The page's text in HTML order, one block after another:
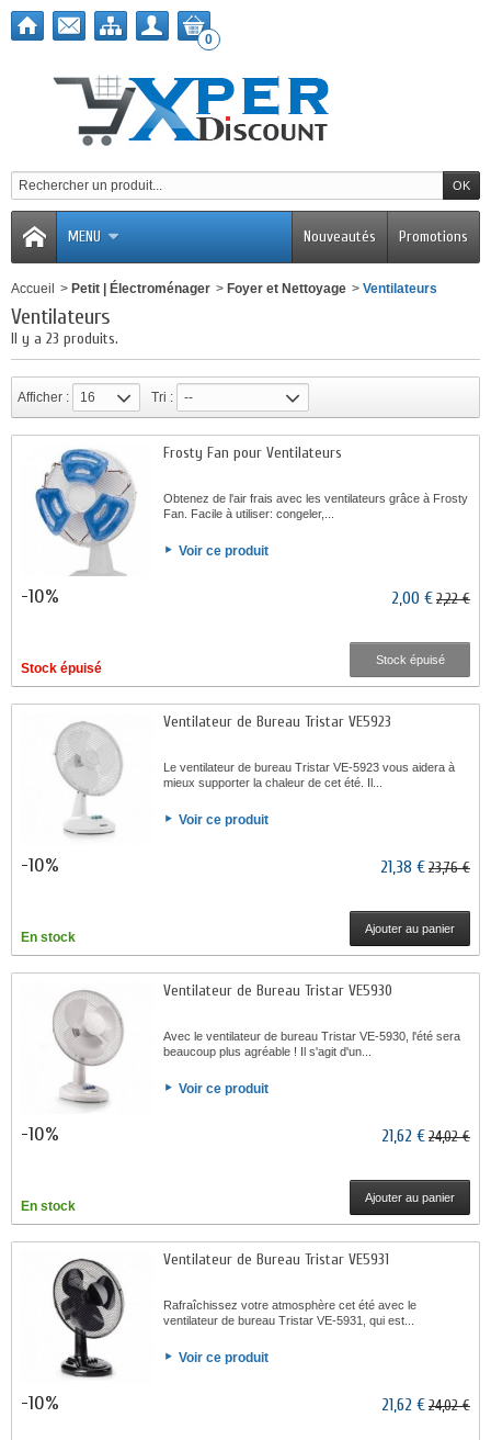
0
MENU Promotions
Nouveautés
Accueil > Petit | Électroménager > Foyer et Nettoyage > Ventilateurs
Ventilateurs
Il y a 23 produits.
Afficher : 16 Tri : --
Frosty Fan pour Ventilateurs
Obtenez de l'air frais avec les ventilateurs grâce à Frosty
Fan. Facile à utiliser: congeler,...
Voir ce produit
-10% 2,00 €2,22 €
Stock épuisé
Stock épuisé
Ventilateur de Bureau Tristar VE5923
Le ventilateur de bureau Tristar VE-5923 vous aidera à
mieux supporter la chaleur de cet été. Il...
Voir ce produit
-10% 21,38 €23,76 €
En stock
Ajouter au panier
Ventilateur de Bureau Tristar VE5930
Avec le ventilateur de bureau Tristar VE-5930, l'été sera
beaucoup plus agréable ! Il s'agit d'un...
Voir ce produit
-10% 21,62 €24,02 €
En stock
Ajouter au panier
Ventilateur de Bureau Tristar VE5931
Rafraîchissez votre atmosphère cet été avec le
ventilateur de bureau Tristar VE-5931, qui est...
Voir ce produit
-10% 21,62 €24,02 €